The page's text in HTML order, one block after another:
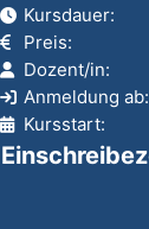
Kursdauer:
Preis:
Dozent/in:
Anmeldung ab:
Kursstart: